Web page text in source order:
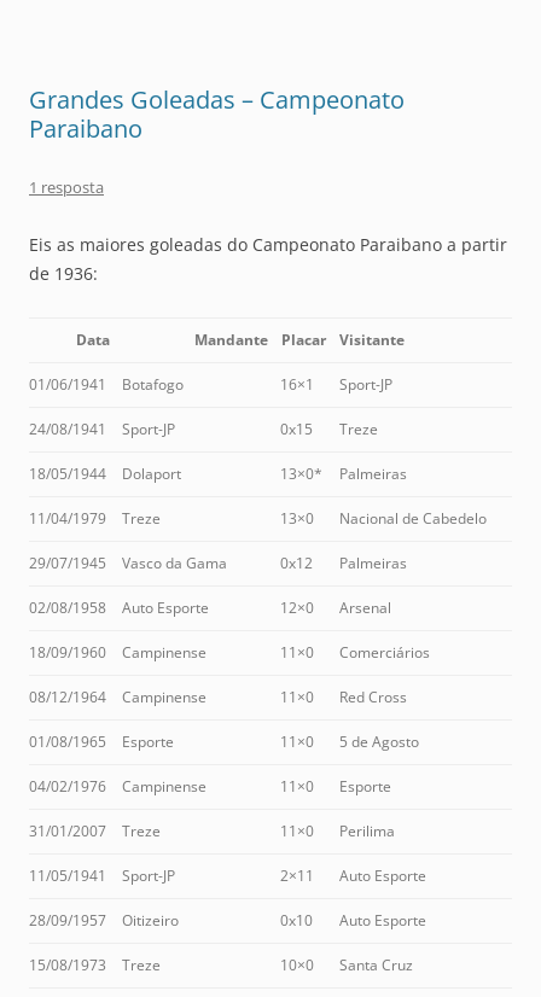
Grandes Goleadas – Campeonato
Paraibano
1 resposta
Eis as maiores goleadas do Campeonato Paraibano a partir
de 1936:
Data Mandante Placar Visitante
01/06/1941 Botafogo 16×1 Sport-JP
24/08/1941 Sport-JP 0x15 Treze
18/05/1944 Dolaport 13×0* Palmeiras
11/04/1979 Treze 13×0 Nacional de Cabedelo
29/07/1945 Vasco da Gama 0x12 Palmeiras
02/08/1958 Auto Esporte 12×0 Arsenal
18/09/1960 Campinense 11×0 Comerciários
08/12/1964 Campinense 11×0 Red Cross
01/08/1965 Esporte 11×0 5 de Agosto
04/02/1976 Campinense 11×0 Esporte
31/01/2007 Treze 11×0 Perilima
11/05/1941 Sport-JP 2×11 Auto Esporte
28/09/1957 Oitizeiro 0x10 Auto Esporte
15/08/1973 Treze 10×0 Santa Cruz